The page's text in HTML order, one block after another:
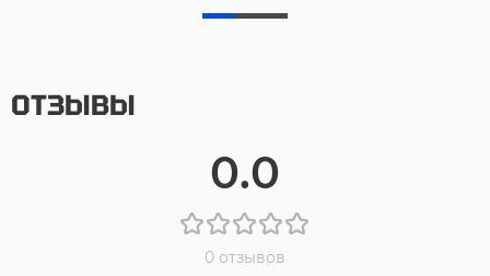
ОТЗЫВЫ
0.0
0 отзывов